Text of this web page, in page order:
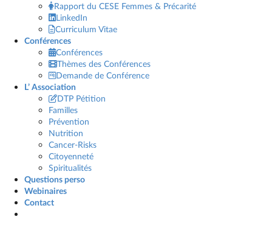
Rapport du CESE Femmes & Précarité
LinkedIn
Curriculum Vitae
Conférences
Conférences
Thèmes des Conférences
Demande de Conférence
L’ Association
DTP Pétition
Familles
Prévention
Nutrition
Cancer-Risks
Citoyenneté
Spiritualités
Questions perso
Webinaires
Contact